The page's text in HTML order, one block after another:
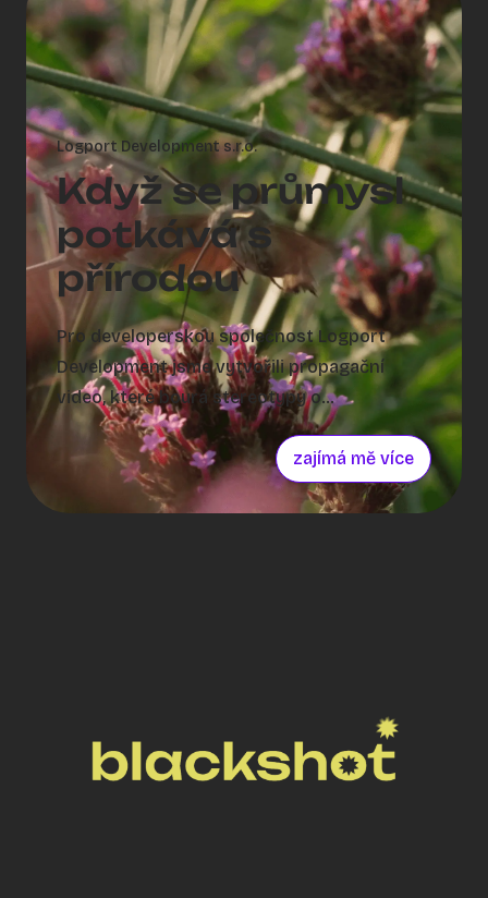
Logport Development s.r.o.
Když se průmysl
potkává s
přírodou
Pro developerskou společnost Logport
Development jsme vytvořili propagační
video, které bourá stereotypy o
průmyslových areálech. Moderní haly na
okraji Prahy jsme zachytili tak, aby vynikla
nejen jejich funkčnost, ale i citlivý přístup k
přírodě. Záběry z dronu, detaily květin,
zajímá mě více